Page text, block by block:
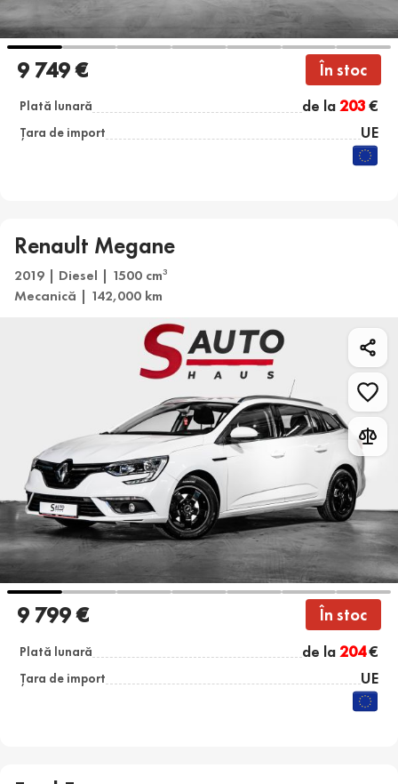
9 749 € În stoc
Plată lunară de la203€
Țara de import UE
Renault Megane
2019 | Diesel | 1500 cm3
Mecanică | 142,000 km
9 799 € În stoc
Plată lunară de la204€
Țara de import UE